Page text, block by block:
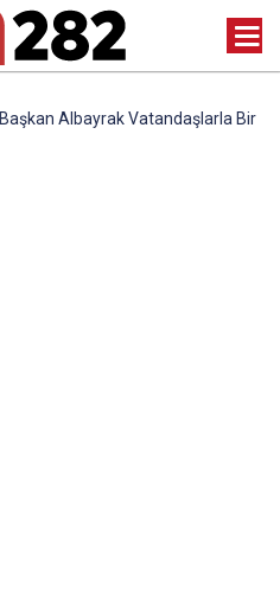
Başkan Albayrak Vatandaşlarla Bir